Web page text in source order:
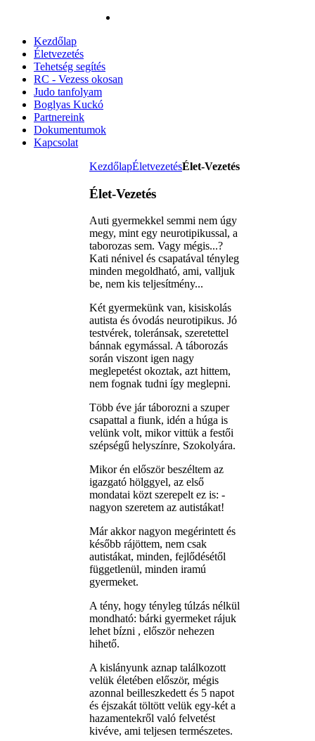
Kezdőlap
Életvezetés
Tehetség segítés
RC - Vezess okosan
Judo tanfolyam
Boglyas Kuckó
Partnereink
Dokumentumok
Kapcsolat
KezdőlapÉletvezetésÉlet-Vezetés
Élet-Vezetés
Auti gyermekkel semmi nem úgy
megy, mint egy neurotipikussal, a
taborozas sem. Vagy mégis...?
Kati nénivel és csapatával tényleg
minden megoldható, ami, valljuk
be, nem kis teljesítmény...
Két gyermekünk van, kisiskolás
autista és óvodás neurotipikus. Jó
testvérek, toleránsak, szeretettel
bánnak egymással. A táborozás
során viszont igen nagy
meglepetést okoztak, azt hittem,
nem fognak tudni így meglepni.
Több éve jár táborozni a szuper
csapattal a fiunk, idén a húga is
velünk volt, mikor vittük a festői
szépségű helyszínre, Szokolyára.
Mikor én először beszéltem az
igazgató hölggyel, az első
mondatai közt szerepelt ez is: -
nagyon szeretem az autistákat!
Már akkor nagyon megérintett és
később rájöttem, nem csak
autistákat, minden, fejlődésétől
függetlenül, minden iramú
gyermeket.
A tény, hogy tényleg túlzás nélkül
mondható: bárki gyermeket rájuk
lehet bízni , először nehezen
hihető.
A kislányunk aznap találkozott
velük életében először, mégis
azonnal beilleszkedett és 5 napot
és éjszakát töltött velük egy-két a
hazamentekről való felvetést
kivéve, ami teljesen természetes.